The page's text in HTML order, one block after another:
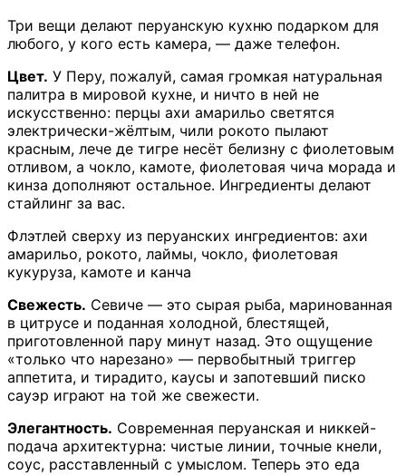
Три вещи делают перуанскую кухню подарком для
любого, у кого есть камера, — даже телефон.
Цвет. У Перу, пожалуй, самая громкая натуральная
палитра в мировой кухне, и ничто в ней не
искусственно: перцы ахи амарильо светятся
электрически-жёлтым, чили рокото пылают
красным, лече де тигре несёт белизну с фиолетовым
отливом, а чокло, камоте, фиолетовая чича морада и
кинза дополняют остальное. Ингредиенты делают
стайлинг за вас.
Флэтлей сверху из перуанских ингредиентов: ахи
амарильо, рокото, лаймы, чокло, фиолетовая
кукуруза, камоте и канча
Свежесть. Севиче — это сырая рыба, маринованная
в цитрусе и поданная холодной, блестящей,
приготовленной пару минут назад. Это ощущение
«только что нарезано» — первобытный триггер
аппетита, и тирадито, каусы и запотевший писко
сауэр играют на той же свежести.
Элегантность. Современная перуанская и никкей-
подача архитектурна: чистые линии, точные кнели,
соус, расставленный с умыслом. Теперь это еда